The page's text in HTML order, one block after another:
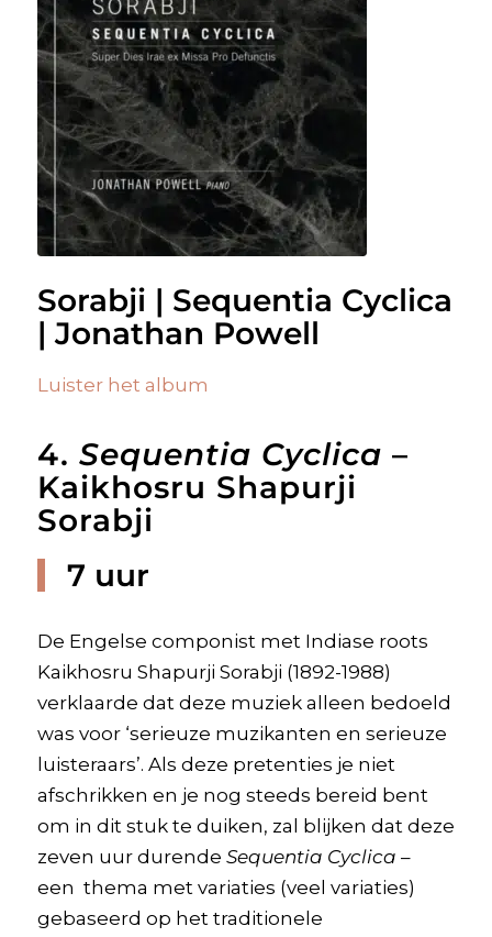
Sorabji | Sequentia Cyclica
| Jonathan Powell
Luister het album
4. Sequentia Cyclica –
Kaikhosru Shapurji
Sorabji
7 uur
De Engelse componist met Indiase roots
Kaikhosru Shapurji Sorabji (1892-1988)
verklaarde dat deze muziek alleen bedoeld
was voor ‘serieuze muzikanten en serieuze
luisteraars’. Als deze pretenties je niet
afschrikken en je nog steeds bereid bent
om in dit stuk te duiken, zal blijken dat deze
zeven uur durende Sequentia Cyclica –
een thema met variaties (veel variaties)
gebaseerd op het traditionele